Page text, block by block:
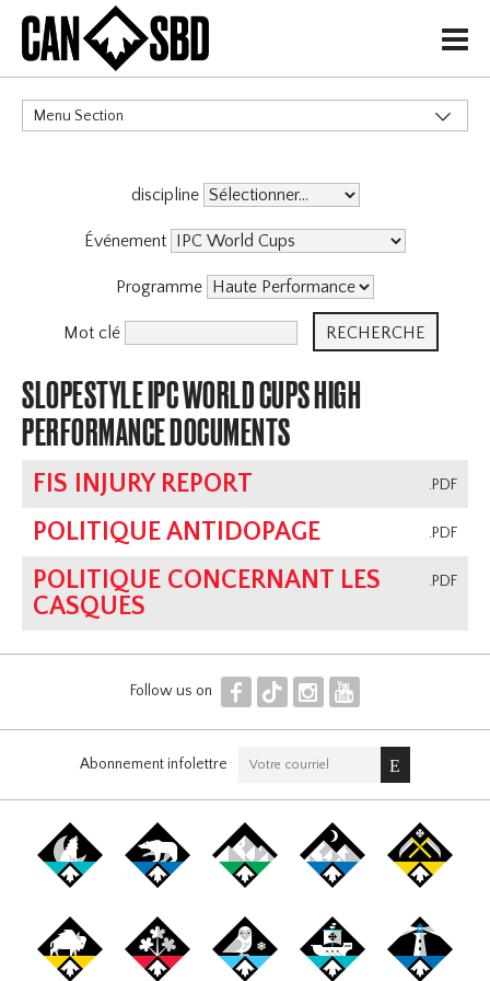
H
Menu Section
discipline
Événement
Programme
Mot clé
SLOPESTYLE IPC WORLD CUPS HIGH
PERFORMANCE DOCUMENTS
.PDF
FIS INJURY REPORT
.PDF
POLITIQUE ANTIDOPAGE
.PDF
POLITIQUE CONCERNANT LES
CASQUES
Follow us on F T I Y
Abonnement infolettre